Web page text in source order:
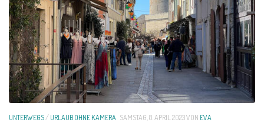
UNTERWEGS/URLAUB OHNE KAMERA SAMSTAG, 8. APRIL 2023VON EVA